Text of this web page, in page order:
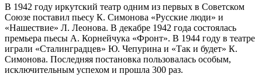
В 1942 году иркутский театр одним из первых в Советском
Союзе поставил пьесу К. Симонова «Русские люди» и
«Нашествие» Л. Леонова. В декабре 1942 года состоялась
премьера пьесы А. Корнейчука «Фронт». В 1944 году в театре
играли «Сталинградцев» Ю. Чепурина и «Так и будет» К.
Симонова. Последняя постановка пользовалась особым,
исключительным успехом и прошла 300 раз.